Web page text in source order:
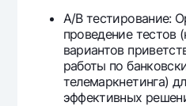
A/B тестирование:
проведение тестов
вариантов
работы по
телемаркнетинга)
эффективных